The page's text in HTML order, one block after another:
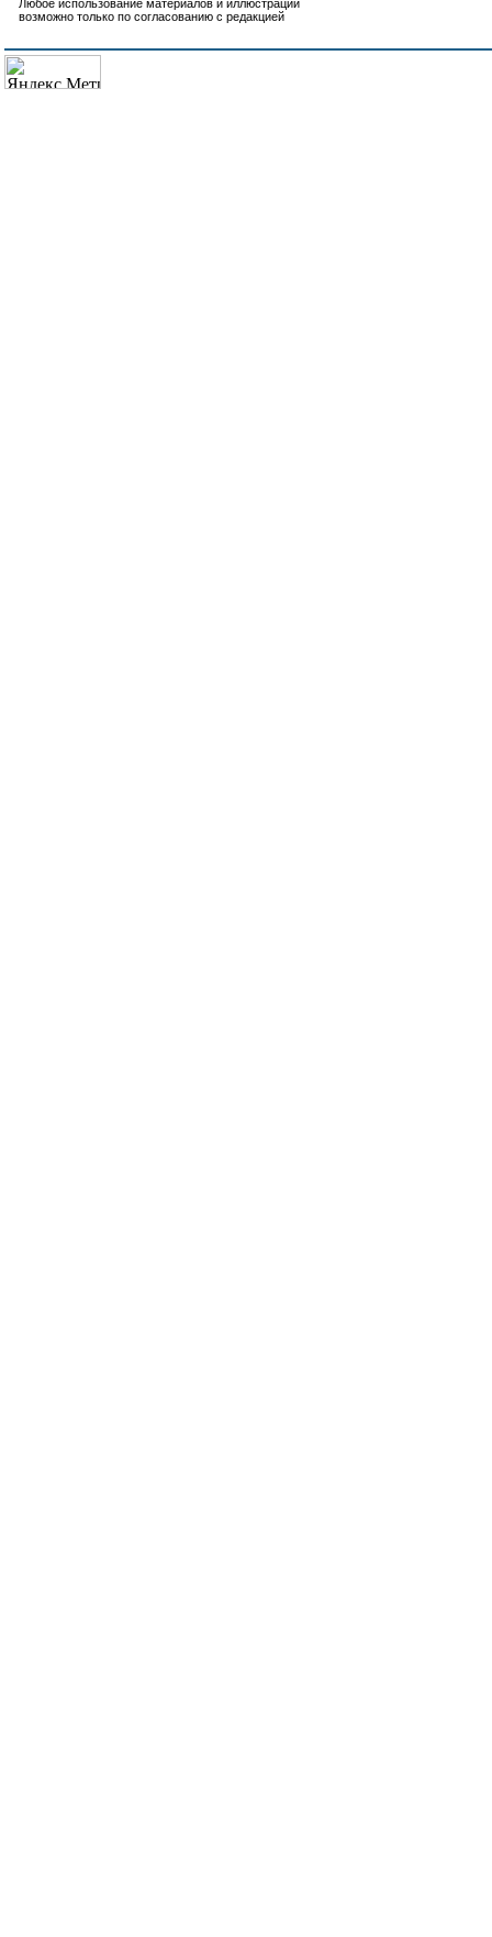
Любое использование материалов и иллюстраций
возможно только по согласованию с редакцией